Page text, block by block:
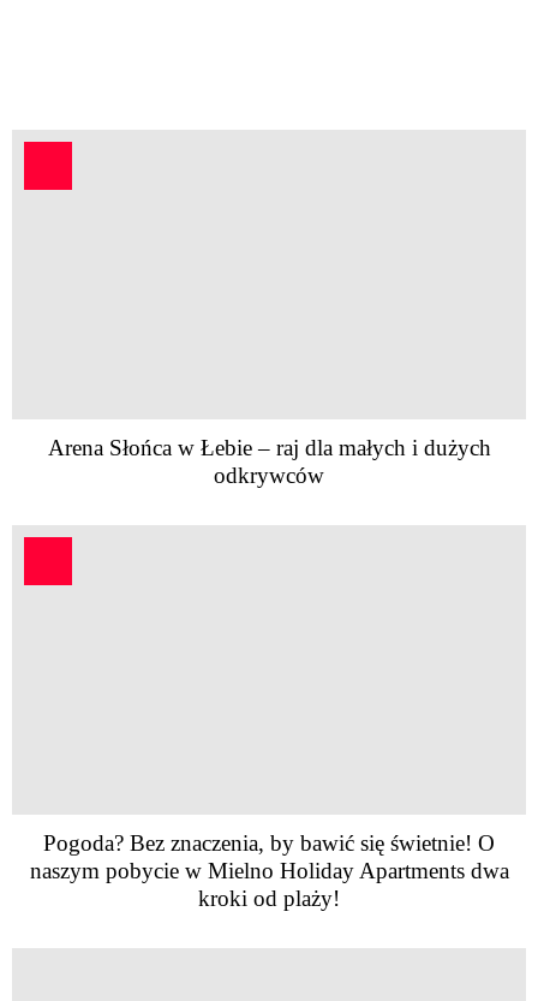
Arena Słońca w Łebie – raj dla małych i dużych
odkrywców
Pogoda? Bez znaczenia, by bawić się świetnie! O
naszym pobycie w Mielno Holiday Apartments dwa
kroki od plaży!